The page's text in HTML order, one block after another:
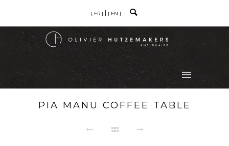
[ FR ] [ EN ]
PIA MANU COFFEE TABLE